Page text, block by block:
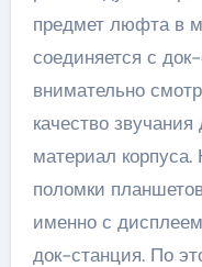
предмет люфта в
соединяется с
внимательно
качество
материал
поломки
именно с
док-станция. По